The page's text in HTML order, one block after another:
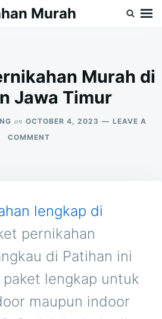
Murah
Murah di
Jawa Timur
on OCTOBER 4, 2023
LEAVE A
COMMENTON
PATIHAN
JAWA
TIMUR
lengkap di
pernikahan
di Patihan ini
lengkap untuk
maupun indoor